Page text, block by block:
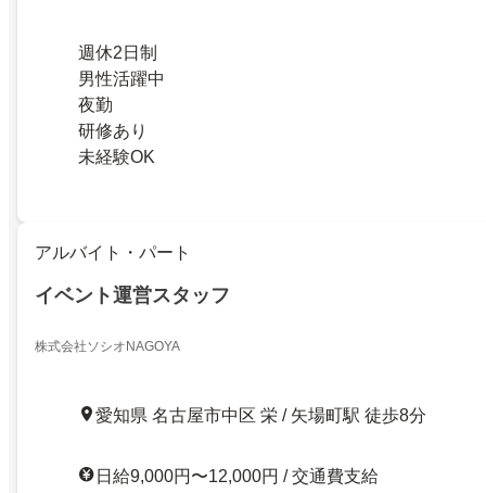
週休2日制
男性活躍中
夜勤
研修あり
未経験OK
アルバイト・パート
イベント運営スタッフ
株式会社ソシオNAGOYA
愛知県 名古屋市中区 栄 / 矢場町駅 徒歩8分
日給9,000円〜12,000円 / 交通費支給